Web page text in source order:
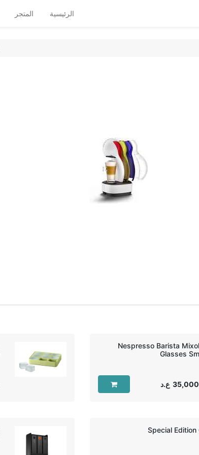
الرئيسية المتجر
Nespresso Barista
Glasses
ع.د
Special Edition